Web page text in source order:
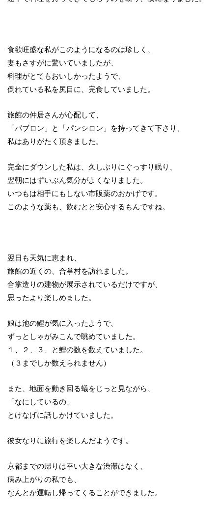
食欲旺盛な私がこのようになるのは珍しく、
妻もさすがに驚いていましたが、
料理がとてもおいしかったようで、
倒れている私を尻目に、完食していました。
旅館の仲居さんが心配して、
「パブロン」と「パンシロン」を持ってきて下さり、
私はありがたく頂きました。
完全にダウンした私は、久しぶりにぐっすり眠り、
翌朝にはずいぶん気分がよくなりました。
いつもは相手にもしない市販薬のおかげです。
このような薬も、飲むとと安心するもんですね。
翌日も天気に恵まれ、
旅館の近くの、合掌村を訪れました。
合掌造りの建物が展示されているだけですが、
思ったより楽しめました。
娘は池の鯉が気に入ったようで、
ずっとしゃがみこんで眺めていました。
１、２、３、と鯉の数を数えていました。
（３までしか数えられません）
また、地面を動き回る蟻をじっと見ながら、
「なにしているの」
とけなげに話しかけていました。
彼女なりに旅行を楽しんだようです。
京都までの帰りは幸い大きな渋滞はなく、
病み上がりの私でも、
なんとか運転し帰ってくることができました。